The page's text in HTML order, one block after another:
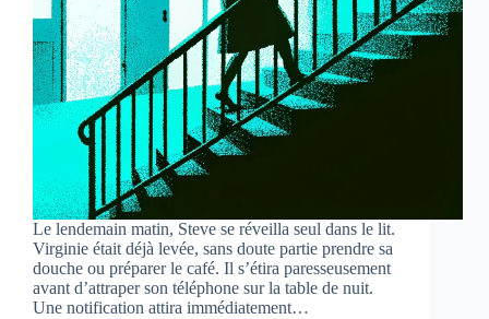
Le lendemain matin, Steve se réveilla seul dans le lit.
Virginie était déjà levée, sans doute partie prendre sa
douche ou préparer le café. Il s’étira paresseusement
avant d’attraper son téléphone sur la table de nuit.
Une notification attira immédiatement…